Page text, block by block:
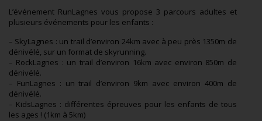
L’événement RunLagnes vous propose 3 parcours adultes et
plusieurs événements pour les enfants :
– SkyLagnes : un trail d’environ 24km avec à peu près 1350m de
dénivélé, sur un format de skyrunning.
– RockLagnes : un trail d’environ 16km avec environ 850m de
dénivélé.
– FunLagnes : un trail d’environ 9km avec environ 400m de
dénivélé.
– KidsLagnes : différentes épreuves pour les enfants de tous
les ages ! (1km à 5km)